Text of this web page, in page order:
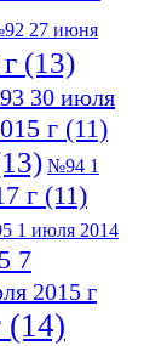
27 июня
(13)
30 июля
г (11)
№94 1
г (11)
1 июля 2014
7
2015 г
(14)